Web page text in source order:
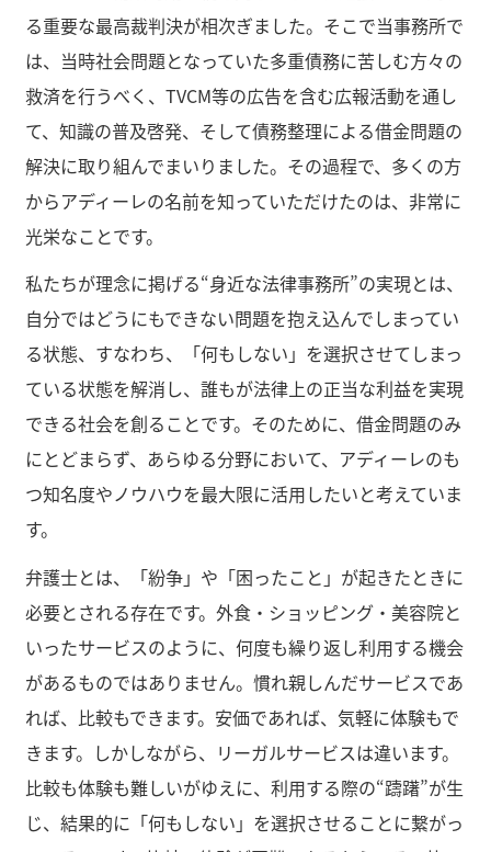
る重要な最高裁判決が相次ぎました。そこで当事務所で
は、当時社会問題となっていた多重債務に苦しむ方々の
救済を行うべく、TVCM等の広告を含む広報活動を通し
て、知識の普及啓発、そして債務整理による借金問題の
解決に取り組んでまいりました。その過程で、多くの方
からアディーレの名前を知っていただけたのは、非常に
光栄なことです。
私たちが理念に掲げる“身近な法律事務所”の実現とは、
自分ではどうにもできない問題を抱え込んでしまってい
る状態、すなわち、「何もしない」を選択させてしまっ
ている状態を解消し、誰もが法律上の正当な利益を実現
できる社会を創ることです。そのために、借金問題のみ
にとどまらず、あらゆる分野において、アディーレのも
つ知名度やノウハウを最大限に活用したいと考えていま
す。
弁護士とは、「紛争」や「困ったこと」が起きたときに
必要とされる存在です。外食・ショッピング・美容院と
いったサービスのように、何度も繰り返し利用する機会
があるものではありません。慣れ親しんだサービスであ
れば、比較もできます。安価であれば、気軽に体験もで
きます。しかしながら、リーガルサービスは違います。
比較も体験も難しいがゆえに、利用する際の“躊躇”が生
じ、結果的に「何もしない」を選択させることに繋がっ